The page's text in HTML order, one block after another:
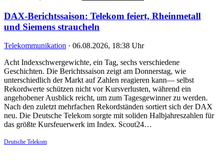
DAX-Berichtssaison: Telekom feiert, Rheinmetall
und Siemens straucheln
Telekommunikation · 06.08.2026, 18:38 Uhr
Acht Indexschwergewichte, ein Tag, sechs verschiedene
Geschichten. Die Berichtssaison zeigt am Donnerstag, wie
unterschiedlich der Markt auf Zahlen reagieren kann— selbst
Rekordwerte schützen nicht vor Kursverlusten, während ein
angehobener Ausblick reicht, um zum Tagesgewinner zu werden.
Nach den zuletzt mehrfachen Rekordständen sortiert sich der DAX
neu. Die Deutsche Telekom sorgte mit soliden Halbjahreszahlen für
das größte Kursfeuerwerk im Index. Scout24…
Deutsche Telekom